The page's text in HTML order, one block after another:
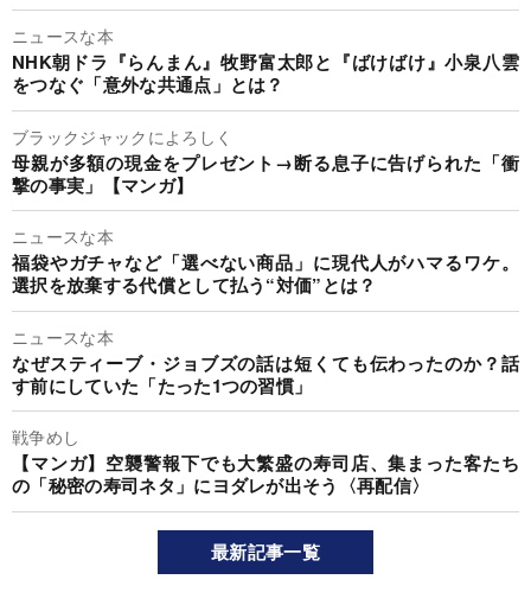
ニュースな本
NHK朝ドラ『らんまん』牧野富太郎と『ばけばけ』小泉八雲
をつなぐ「意外な共通点」とは？
ブラックジャックによろしく
母親が多額の現金をプレゼント→断る息子に告げられた「衝
撃の事実」【マンガ】
ニュースな本
福袋やガチャなど「選べない商品」に現代人がハマるワケ。
選択を放棄する代償として払う“対価”とは？
ニュースな本
なぜスティーブ・ジョブズの話は短くても伝わったのか？話
す前にしていた「たった1つの習慣」
戦争めし
【マンガ】空襲警報下でも大繁盛の寿司店、集まった客たち
の「秘密の寿司ネタ」にヨダレが出そう〈再配信〉
最新記事一覧